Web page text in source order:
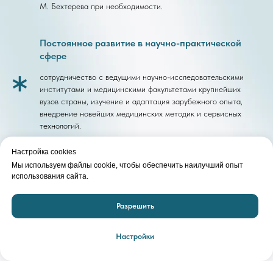
Настройка cookies
Мы используем файлы cookie, чтобы обеспечить наилучший опыт
использования сайта.
Разрешить
Настройки
М. Бехтерева при необходимости.
Постоянное развитие в научно-практической
сфере
сотрудничество с ведущими научно-исследовательскими
институтами и медицинскими факультетами крупнейших
вузов страны, изучение и адаптация зарубежного опыта,
внедрение новейших медицинских методик и сервисных
технологий.
Акции и специальные предложения
предложения.